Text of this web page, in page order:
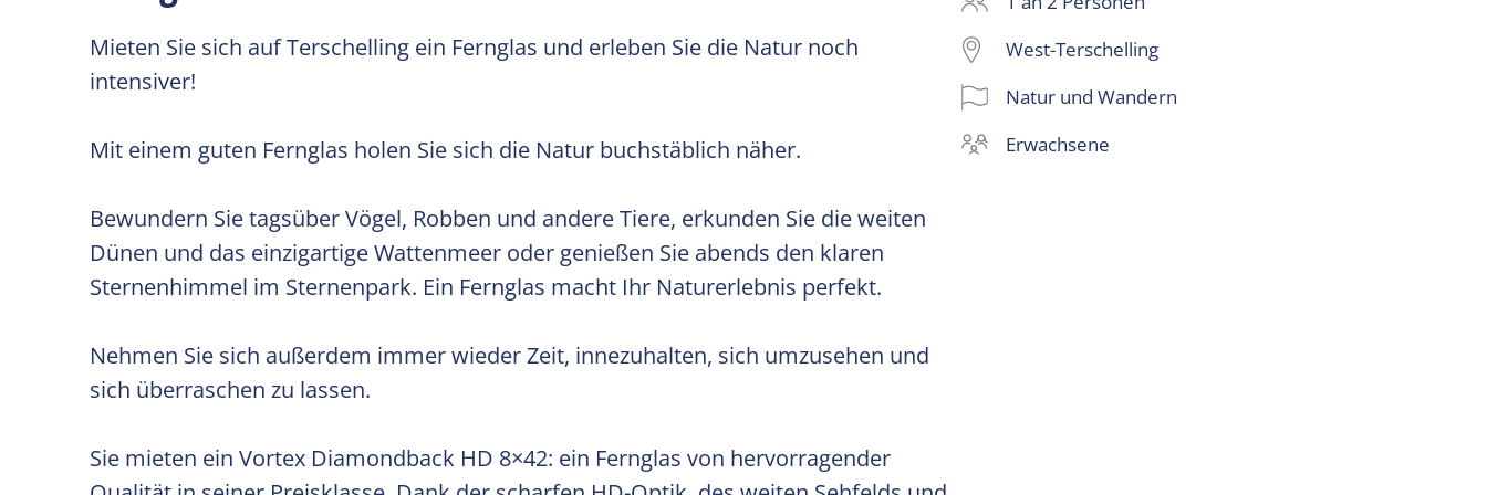
Mieten Sie sich auf Terschelling ein Fernglas und erleben Sie die Natur noch
intensiver!
Mit einem guten Fernglas holen Sie sich die Natur buchstäblich näher.
Bewundern Sie tagsüber Vögel, Robben und andere Tiere, erkunden Sie die weiten
Dünen und das einzigartige Wattenmeer oder genießen Sie abends den klaren
Sternenhimmel im Sternenpark. Ein Fernglas macht Ihr Naturerlebnis perfekt.
Nehmen Sie sich außerdem immer wieder Zeit, innezuhalten, sich umzusehen und
sich überraschen zu lassen.
Sie mieten ein Vortex Diamondback HD 8×42: ein Fernglas von hervorragender
West-Terschelling
Natur und Wandern
Erwachsene